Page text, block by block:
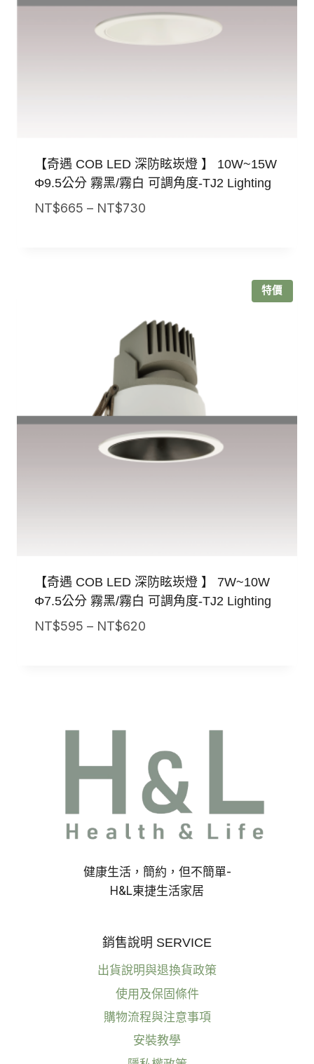
【奇遇 COB LED 深防眩崁燈 】 10W~15W
Φ9.5公分 霧黑/霧白 可調角度-TJ2 Lighting
NT$665 – NT$730價
NT$730
特價
【奇遇 COB LED 深防眩崁燈 】 7W~10W
Φ7.5公分 霧黑/霧白 可調角度-TJ2 Lighting
NT$595 – NT$620價
健康生活，簡約，但不簡單-
H&L東捷生活家居
銷售說明 SERVICE
出貨說明與退換貨政策
使用及保固條件
購物流程與注意事項
安裝教學